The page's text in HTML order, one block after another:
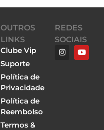
OUTROS
LINKS
Clube Vip
Suporte
Política de
Privacidade
Política de
Reembolso
Termos &
REDES
SOCIAIS